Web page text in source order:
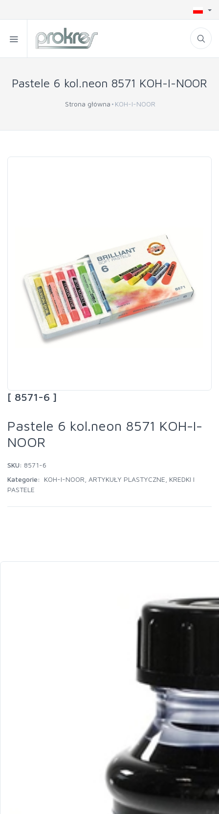
Pastele 6 kol.neon 8571 KOH-I-NOOR
Strona główna KOH-I-NOOR
[ 8571-6 ]
Pastele 6 kol.neon 8571 KOH-I-
NOOR
SKU: 8571-6
Kategorie:
KOH-I-NOOR ARTYKUŁY PLASTYCZNE KREDKI I
PASTELE